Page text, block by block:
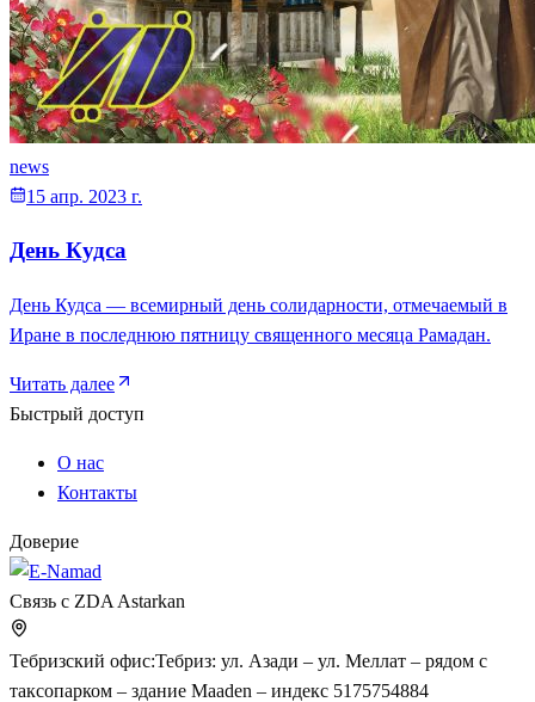
news
15 апр. 2023 г.
День Кудса
День Кудса — всемирный день солидарности, отмечаемый в
Иране в последнюю пятницу священного месяца Рамадан.
Читать далее
Быстрый доступ
О нас
Контакты
Доверие
Связь с ZDA Astarkan
Тебризский офис:Тебриз: ул. Азади – ул. Меллат – рядом с
таксопарком – здание Maaden – индекс 5175754884